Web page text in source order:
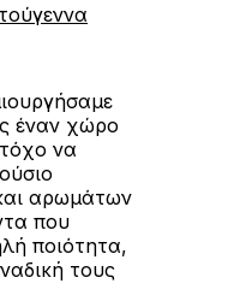
έναν χώρο
να
αρωμάτων
που
ποιότητα,
τους